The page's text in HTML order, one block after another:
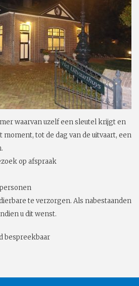
waarvan uzelf een sleutel krijgt en
moment, tot de dag van de uitvaart, een
op afspraak
te verzorgen. Als nabestaanden
u dit wenst.
bespreekbaar